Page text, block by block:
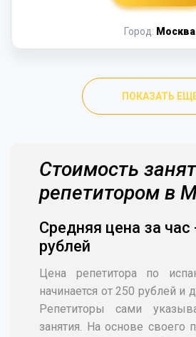
Город: Москва
ПОКАЗАТЬ
Стоимость
репетитором в
Средняя цена за час
рублей
Цена репетитора по
начинается от 250 рублей и
Репетиторы сами
занятия. На основе своего